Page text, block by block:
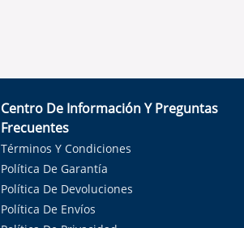
Centro De Información Y Preguntas
Frecuentes
Términos Y Condiciones
Política De Garantía
Política De Devoluciones
Política De Envíos